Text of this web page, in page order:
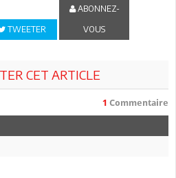
TWEETER
ABONNEZ-
VOUS
CET ARTICLE
1 Commentaire